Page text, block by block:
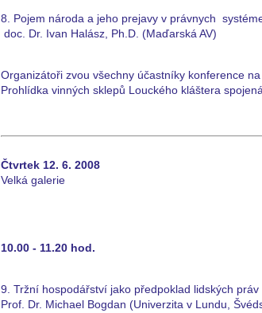
8. Pojem národa a jeho prejavy v právnych
doc. Dr. Ivan Halász, Ph.D. (Maďarská AV)
Organizátoři zvou všechny účastníky konference
Prohlídka vinných sklepů Louckého kláštera
Čtvrtek 12. 6. 2008
Velká galerie
10.00 - 11.20 hod.
9. Tržní hospodářství jako předpoklad lidských práv
Prof. Dr. Michael Bogdan (Univerzita v Lundu,